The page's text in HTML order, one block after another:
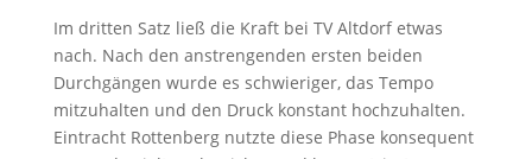
Im dritten Satz ließ die Kraft bei TV Altdorf etwas
nach. Nach den anstrengenden ersten beiden
Durchgängen wurde es schwieriger, das Tempo
mitzuhalten und den Druck konstant hochzuhalten.
Eintracht Rottenberg nutzte diese Phase konsequent